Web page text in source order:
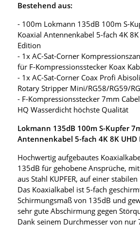
Bestehend aus:
- 100m Lokmann 135dB 100m S-
Koaxial Antennenkabel 5-fach 4K
Edition
- 1x AC-Sat-Corner
für F-Kompressionsstecker Koax
- 1x AC-Sat-Corner Coax Profi
Rotary Stripper Mini/RG58/RG59/
- F-Kompressionsstecker 7mm
HQ Wasserdicht höchste Qualität
Lokmann 135dB 100m S-Kupfer
Antennenkabel 5-fach 4K 8K UHD
Hochwertig aufgebautes
135dB für gehobene Ansprüche,
aus Stahl KUPFER, auf einer
Das Koaxialkabel ist 5-fach
Schirmungsmaß von 135dB und
sehr gute Abschirmung gegen
Dank seinem Durchmesser von nur